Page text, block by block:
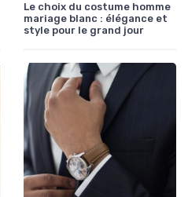
Le choix du costume homme
mariage blanc : élégance et
style pour le grand jour